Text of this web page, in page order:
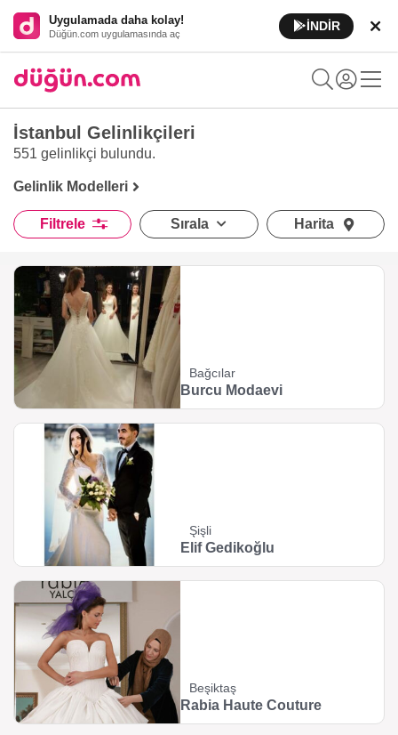
Uygulamada daha kolay!
Düğün.com uygulamasında aç
İNDİR
İstanbul Gelinlikçileri
551 gelinlikçi bulundu.
Gelinlik Modelleri
Filtrele Sırala Harita
Bağcılar
Burcu Modaevi
Şişli
Elif Gedikoğlu
Beşiktaş
Rabia Haute Couture